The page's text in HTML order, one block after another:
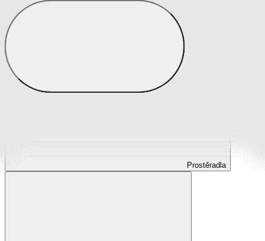
Prostěradla
Prostěradla